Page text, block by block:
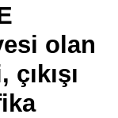
olan